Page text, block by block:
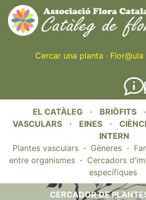
Skip
to
main
content
Cercar una planta · Flor@ula
EL CATÀLEG · BRIÒFITS
VASCULARS · EINES ·
INTERN
Plantes vasculars · Gèneres ·
entre organismes · Cercadors
específiques
CERCADOR DE